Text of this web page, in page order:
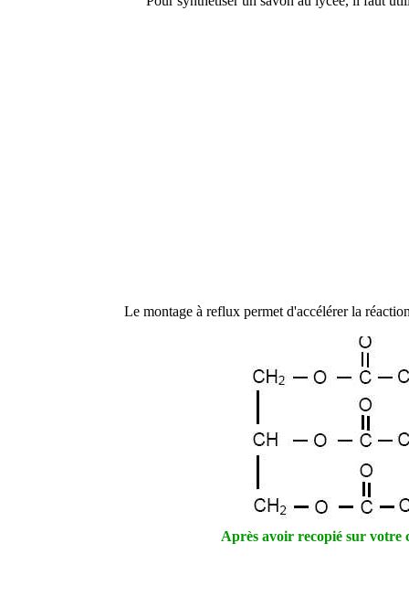
Le montage à reflux permet d'accélérer la
Après avoir recopié sur votre